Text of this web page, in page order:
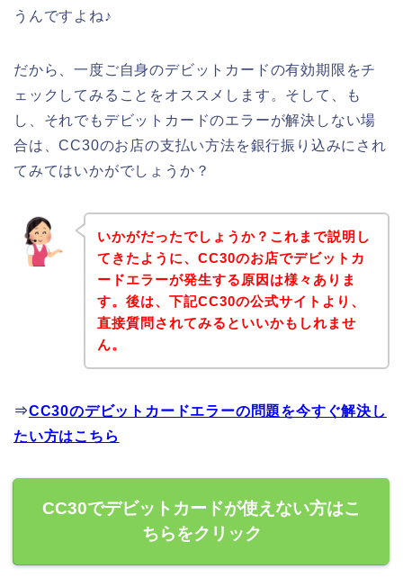
うんですよね♪
だから、一度ご自身のデビットカードの有効期限をチ
ェックしてみることをオススメします。そして、も
し、それでもデビットカードのエラーが解決しない場
合は、CC30のお店の支払い方法を銀行振り込みにされ
てみてはいかがでしょうか？
いかがだったでしょうか？これまで説明し
てきたように、CC30のお店でデビットカ
ードエラーが発生する原因は様々ありま
す。後は、下記CC30の公式サイトより、
直接質問されてみるといいかもしれませ
ん。
⇒CC30のデビットカードエラーの問題を今すぐ解決し
たい方はこちら
CC30でデビットカードが使えない方はこ
ちらをクリック